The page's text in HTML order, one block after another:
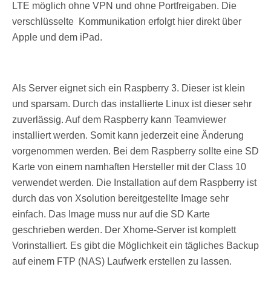
LTE möglich ohne VPN und ohne Portfreigaben. Die
verschlüsselte Kommunikation erfolgt hier direkt über
Apple und dem iPad.
Als Server eignet sich ein Raspberry 3. Dieser ist klein
und sparsam. Durch das installierte Linux ist dieser sehr
zuverlässig. Auf dem Raspberry kann Teamviewer
installiert werden. Somit kann jederzeit eine Änderung
vorgenommen werden. Bei dem Raspberry sollte eine SD
Karte von einem namhaften Hersteller mit der Class 10
verwendet werden. Die Installation auf dem Raspberry ist
durch das von Xsolution bereitgestellte Image sehr
einfach. Das Image muss nur auf die SD Karte
geschrieben werden. Der Xhome-Server ist komplett
Vorinstalliert. Es gibt die Möglichkeit ein tägliches Backup
auf einem FTP (NAS) Laufwerk erstellen zu lassen.